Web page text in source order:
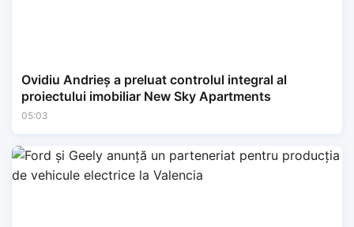
Ovidiu Andrieș a preluat controlul integral al
proiectului imobiliar New Sky Apartments
05:03